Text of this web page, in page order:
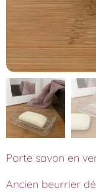
Porte savon en
Ancien beurrier